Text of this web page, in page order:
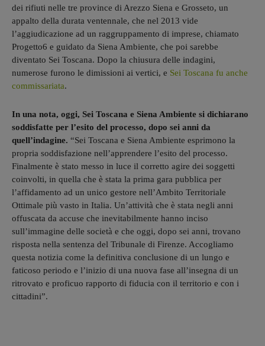
dei rifiuti nelle tre province di Arezzo Siena e Grosseto, un
appalto della durata ventennale, che nel 2013 vide
l’aggiudicazione ad un raggruppamento di imprese, chiamato
Progetto6 e guidato da Siena Ambiente, che poi sarebbe
diventato Sei Toscana. Dopo la chiusura delle indagini,
numerose furono le dimissioni ai vertici, e Sei Toscana fu anche
commissariata.
In una nota, oggi, Sei Toscana e Siena Ambiente si dichiarano
soddisfatte per l’esito del processo, dopo sei anni da
quell’indagine. “Sei Toscana e Siena Ambiente esprimono la
propria soddisfazione nell’apprendere l’esito del processo.
Finalmente è stato messo in luce il corretto agire dei soggetti
coinvolti, in quella che è stata la prima gara pubblica per
l’affidamento ad un unico gestore nell’Ambito Territoriale
Ottimale più vasto in Italia. Un’attività che è stata negli anni
offuscata da accuse che inevitabilmente hanno inciso
sull’immagine delle società e che oggi, dopo sei anni, trovano
risposta nella sentenza del Tribunale di Firenze. Accogliamo
questa notizia come la definitiva conclusione di un lungo e
faticoso periodo e l’inizio di una nuova fase all’insegna di un
ritrovato e proficuo rapporto di fiducia con il territorio e con i
cittadini”.